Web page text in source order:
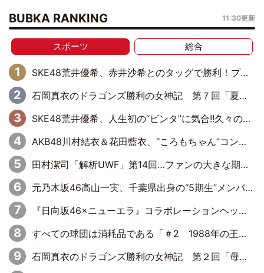
BUBKA RANKING 11:30更新
スポーツ 総合
SKE48荒井優希、赤井沙希とのタッグで勝利！プリンセスタッグ選手権ベルトに挑戦
石岡真衣のドラゴンズ勝利の女神記 第７回「夏の神宮！11得点どらほー」
SKE48荒井優希、人生初の“ビンタ”に気合!!久々のシングルマッチ決定に「自分のできることを全部出せたらベスト」
AKB48川村結衣＆花田藍衣、“ころもちゃん”コンビがきつねダンスに出演！ファイターズファンのかわゆいはファーストピッチにも挑戦
田村潔司「解析UWF」第14回…ファンの大きな期待と現実の厳しい闘い
元乃木坂46高山一実、千葉県出身の“5期生”メンバーと「千葉軍団を作りたかった」さゆりんご軍団に対抗
『日向坂46×ニューエラ』コラボレーションヘッドウェア発売決定
すべての球団は消耗品である「＃2 1988年の王巨人編」byプロ野球死亡遊戯
石岡真衣のドラゴンズ勝利の女神記 第２回「母の日のバンテリンドーム」